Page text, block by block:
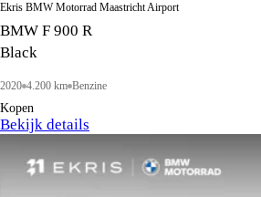
Ekris BMW Motorrad Maastricht Airport
BMW F 900 R
Black
2020 4.200 km Benzine
Kopen
Bekijk details